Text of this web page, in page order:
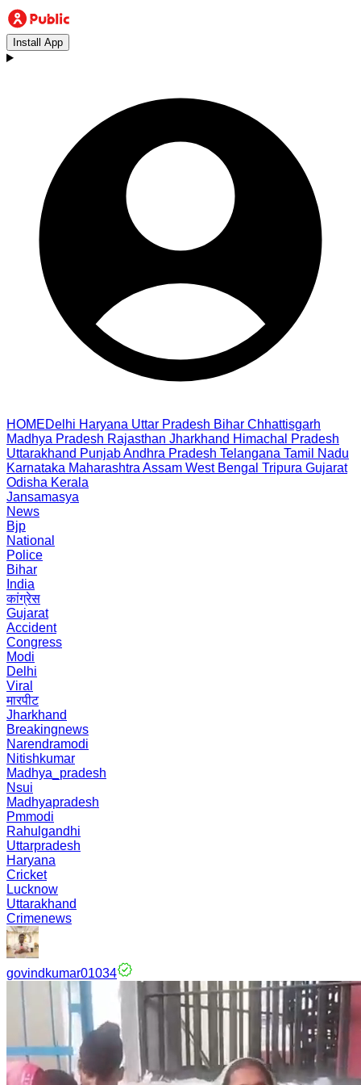
Install App
HOMEDelhi Haryana Uttar Pradesh Bihar Chhattisgarh
Madhya Pradesh Rajasthan Jharkhand Himachal Pradesh
Uttarakhand PunjabAndhra Pradesh Telangana Tamil Nadu
Karnataka Maharashtra Assam West Bengal Tripura Gujarat
Odisha Kerala
Jansamasya
News
Bjp
National
Police
Bihar
India
कांग्रेस
Gujarat
Accident
Congress
Modi
Delhi
Viral
मारपीट
Jharkhand
Breakingnews
Narendramodi
Nitishkumar
Madhya_pradesh
Nsui
Madhyapradesh
Pmmodi
Rahulgandhi
Uttarpradesh
Haryana
Cricket
Lucknow
Uttarakhand
Crimenews
govindkumar01034